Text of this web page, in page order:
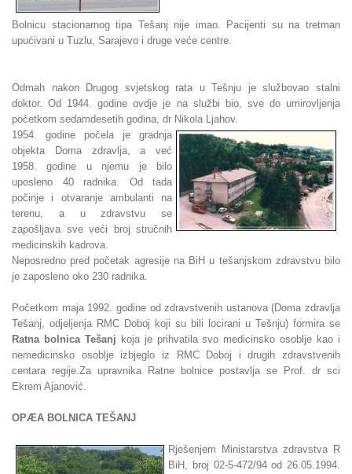
Bolnicu stacionarnog tipa Tešanj nije imao. Pacijenti su na tretman
upućivani u Tuzlu, Sarajevo i druge veće centre.
Odmah nakon Drugog svjetskog rata u Tešnju je službovao stalni
doktor. Od 1944. godine ovdje je na službi bio, sve do umirovljenja
početkom sedamdesetih godina, dr Nikola Ljahov.
1954. godine počela je gradnja
objekta Doma zdravlja, a već
1958. godine u njemu je bilo
uposleno 40 radnika. Od tada
počinje i otvaranje ambulanti na
terenu, a u zdravstvu se
zapošljava sve veći broj stručnih
medicinskih kadrova.
Neposredno pred početak agresije na BiH u tešanjskom zdravstvu bilo
je zaposleno oko 230 radnika.
Početkom maja 1992. godine od zdravstvenih ustanova (Doma zdravlja
Tešanj, odjeljenja RMC Doboj koji su bili locirani u Tešnju) formira se
Ratna bolnica Tešanj koja je prihvatila svo medicinsko osoblje kao i
nemedicinsko osoblje izbjeglo iz RMC Doboj i drugih zdravstvenih
centara regije.Za upravnika Ratne bolnice postavlja se Prof. dr sci
Ekrem Ajanović.
OPÆA BOLNICA TEŠANJ
Rješenjem Ministarstva zdravstva R
BiH, broj 02-5-472/94 od 26.05.1994.